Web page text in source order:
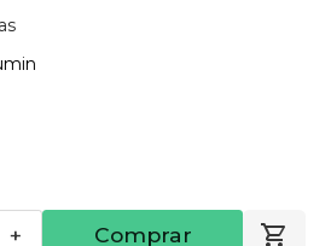
+ Comprar